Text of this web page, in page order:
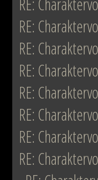
RE:
RE:
RE:
RE:
RE:
RE:
RE: